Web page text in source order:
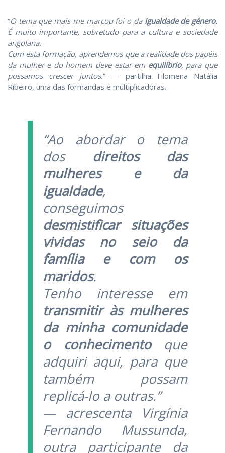
“O tema que mais me marcou foi o da igualdade de género.
É muito importante, sobretudo para a cultura e sociedade
angolana.
Com esta formação, aprendemos que a realidade dos papéis
da mulher e do homem deve estar em equilíbrio, para que
possamos crescer juntos.” — partilha Filomena Natália
Ribeiro, ​uma das formandas e multiplicadoras.
“Ao abordar o tema
dos direitos das
mulheres e da
igualdade,
conseguimos
desmistificar situações
vividas no seio da
família e com os
maridos.
Tenho interesse em
transmitir às mulheres
da minha comunidade
o conhecimentoque
adquiri aqui, para que
também possam
replicá-lo a outras.”
— acrescenta Virgínia
Fernando Mussunda,
outra participante da